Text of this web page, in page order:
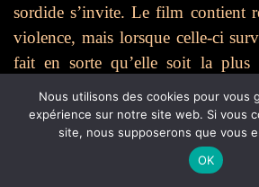
sordide s’invite. Le film contient
violence, mais lorsque celle-ci
fait en sorte qu’elle soit la plus
possible. Le divertissement n’a pas
la mort est une chose affreuse et
Nous utilisons des cookies pour vous
expérience sur notre site web. Si vous
site, nous supposerons que vous
OK